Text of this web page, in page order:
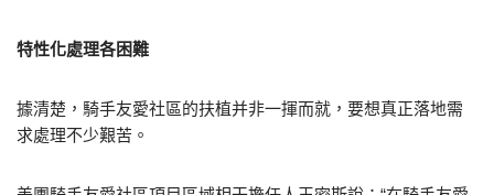
特性化處理各困難
據清楚，騎手友愛社區的扶植并非一揮而就，要想真正落地需
求處理不少艱苦。